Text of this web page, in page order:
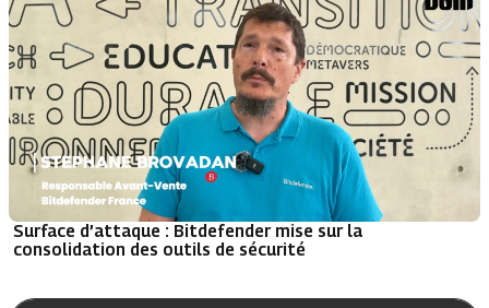
Surface d’attaque : Bitdefender mise sur la
consolidation des outils de sécurité